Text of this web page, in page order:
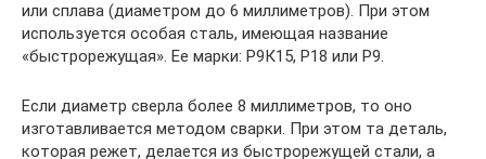
или сплава (диаметром до 6 миллиметров). При этом
используется особая сталь, имеющая название
«быстрорежущая». Ее марки: Р9К15, Р18 или Р9.
Если диаметр сверла более 8 миллиметров, то оно
изготавливается методом сварки. При этом та деталь,
которая режет, делается из быстрорежущей стали, а